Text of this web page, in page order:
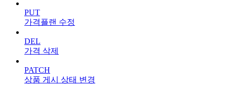
PUT
가격플랜 수정
DEL
가격 삭제
PATCH
상품 게시 상태 변경